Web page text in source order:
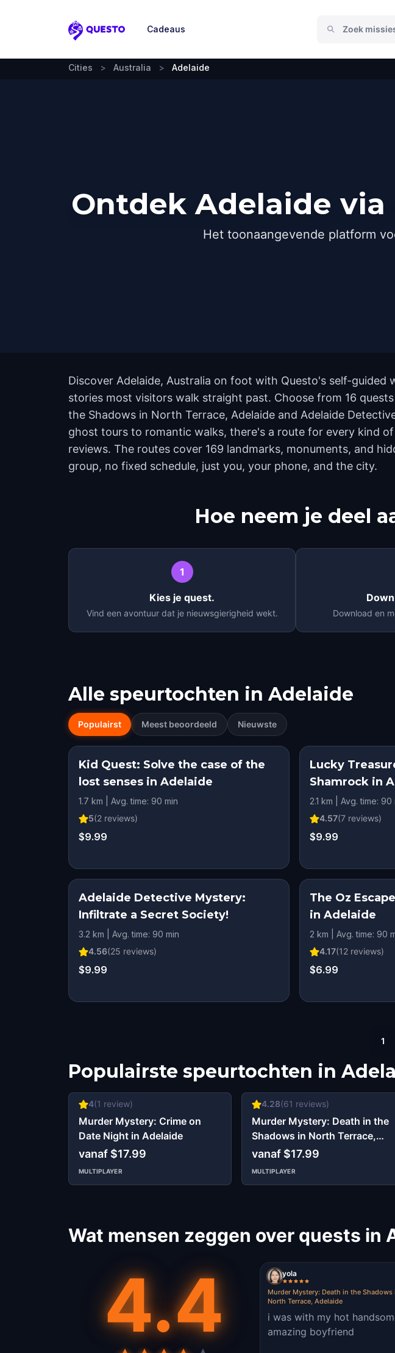
Questo
Cadeaus
Cities > Australia > Adelaide
Ontdek Adelaide
Het toonaangevende platform
Discover Adelaide, Australia on foot with Questo's self-
stories most visitors walk straight past. Choose from 16
the Shadows in North Terrace, Adelaide and Adelaide
ghost tours to romantic walks, there's a route for every kind
reviews. The routes cover 169 landmarks, monuments, and
group, no fixed schedule, just you, your phone, and the city.
Hoe neem je deel
1
Kies je quest.
Vind een avontuur dat je nieuwsgierigheid wekt. Download en
Alle speurtochten in Adelaide
Populairst Meest beoordeeld Nieuwste
Kid Quest: Solve the case of the
lost senses in Adelaide
1.7 km | Avg. time: 90 min
5(2 reviews)
$9.99
Lucky
Shamrock in
2.1 km | Avg. time: 90
4.57(7reviews)
$9.99
Adelaide Detective Mystery:
Infiltrate a Secret Society!
3.2 km | Avg. time: 90 min
4.56(25 reviews)
$9.99
The Oz
in Adelaide
2 km | Avg. time: 90
4.17(12reviews)
$6.99
1
Populairste speurtochten in
4(1 review)
Murder Mystery: Crime on
Date Night in Adelaide
vanaf $17.99
MULTIPLAYER
4.28(61 reviews)
Murder Mystery: Death in the
Shadows in North Terrace,
Adelaide
vanaf $17.99
MULTIPLAYER
Wat mensen zeggen over quests in
4.4 yola
Murder Mystery: Death in the Shadows
North Terrace, Adelaide
i was with my hot
amazing boyfriend